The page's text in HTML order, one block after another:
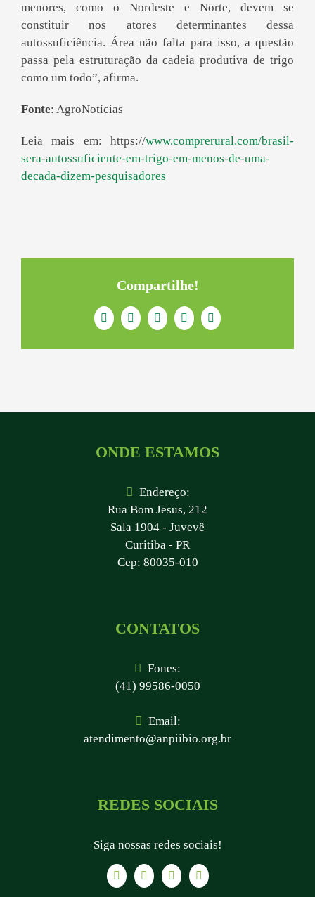
menores, como o Nordeste e Norte, devem se
constituir nos atores determinantes dessa
autossuficiência. Área não falta para isso, a questão
passa pela estruturação da cadeia produtiva de trigo
como um todo”, afirma.
Fonte: AgroNotícias
Leia mais em: https://www.comprerural.com/brasil-
sera-autossuficiente-em-trigo-em-menos-de-uma-
decada-dizem-pesquisadores
Compartilhe!
FacebookTwitterLinkedInWhatsApp
E-
mail
ONDE ESTAMOS
Endereço:
Rua Bom Jesus, 212
Sala 1904 - Juvevê
Curitiba - PR
Cep: 80035-010
CONTATOS
Fones:
(41) 99586-0050
Email:
atendimento@anpiibio.org.br
REDES SOCIAIS
Siga nossas redes sociais!